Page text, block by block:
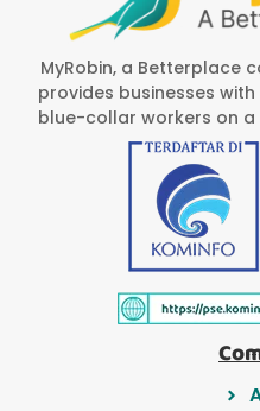
MyRobin, a Betterplace
provides businesses
blue-collar workers on